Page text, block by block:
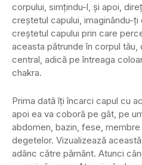
corpului, simțindu-l, și apoi,
creștetul capului, imaginându-
creștetul capului prin care
aceasta pătrunde în corpul
central, adică pe întreaga
chakra.
Prima dată îți încarci capul cu
apoi ea va coborâ pe gât, pe
abdomen, bazin, fese,
degetelor. Vizualizează
adânc către pământ. Atunci